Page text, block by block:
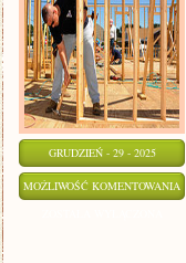
GRUDZIEŃ - 29 - 2025
MOŻLIWOŚĆ KOMENTOWANIA